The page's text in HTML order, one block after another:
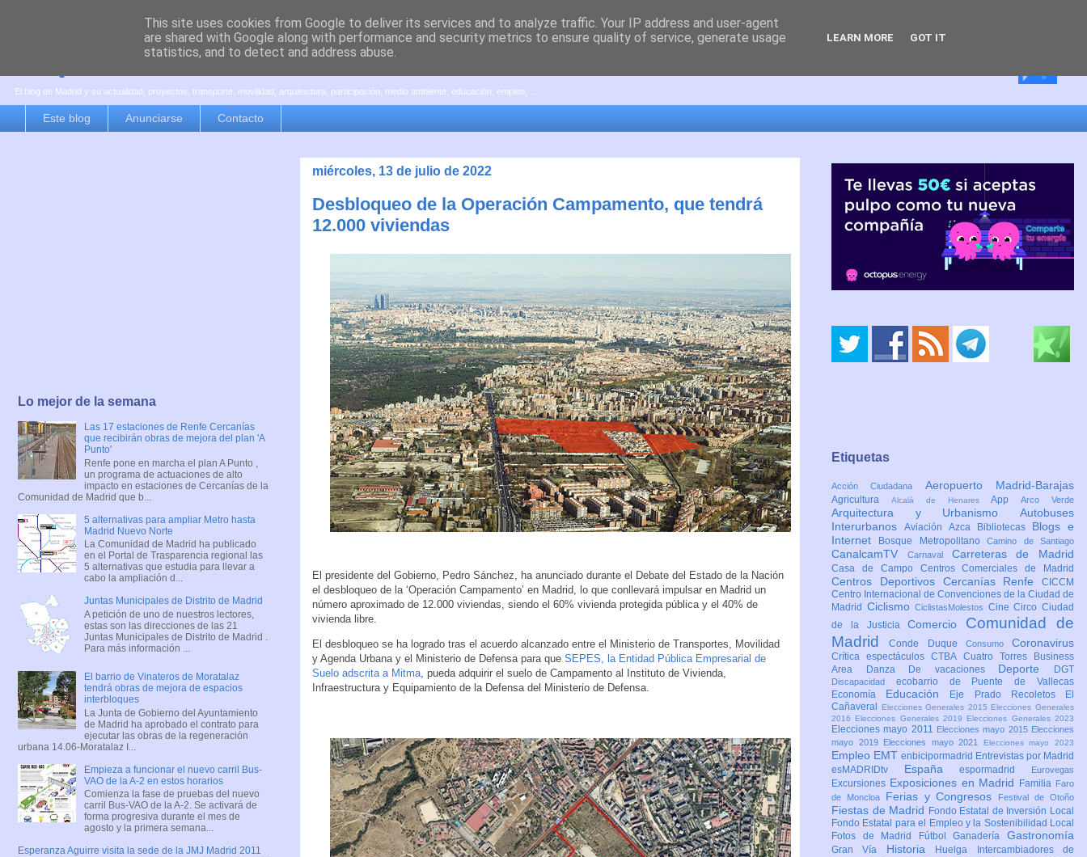
es por madrid
El blog de Madrid y su actualidad, proyectos, transporte, movilidad, arquitectura, participación, medio ambiente, educación, empleo, ...
Este blog Anunciarse Contacto
miércoles, 13 de julio de 2022
Desbloqueo de la Operación Campamento, que tendrá
12.000 viviendas
El presidente del Gobierno, Pedro Sánchez, ha anunciado durante el Debate del Estado de la Nación
el desbloqueo de la ‘Operación Campamento’ en Madrid, lo que conllevará impulsar en Madrid un
número aproximado de 12.000 viviendas, siendo el 60% vivienda protegida pública y el 40% de
vivienda libre.
El desbloqueo se ha logrado tras el acuerdo alcanzado entre el Ministerio de Transportes, Movilidad
y Agenda Urbana y el Ministerio de Defensa para que SEPES, la Entidad Pública Empresarial de
Suelo adscrita a Mitma , pueda adquirir el suelo de Campamento al Instituto de Vivienda,
Infraestructura y Equipamiento de la Defensa del Ministerio de Defensa.
Lo mejor de la semana
Las 17 estaciones de Renfe Cercanías
que recibirán obras de mejora del plan 'A
Punto'
Renfe pone en marcha el plan A Punto ,
un programa de actuaciones de alto
impacto en estaciones de Cercanías de la
Comunidad de Madrid que b...
5 alternativas para ampliar Metro hasta
Madrid Nuevo Norte
La Comunidad de Madrid ha publicado
en el Portal de Trasparencia regional las
5 alternativas que estudia para llevar a
cabo la ampliación d...
Juntas Municipales de Distrito de Madrid
A petición de uno de nuestros lectores,
estas son las direcciones de las 21
Juntas Municipales de Distrito de Madrid .
Para más información ...
El barrio de Vinateros de Moratalaz
tendrá obras de mejora de espacios
interbloques
La Junta de Gobierno del Ayuntamiento
de Madrid ha aprobado el contrato para
ejecutar las obras de la regeneración
urbana 14.06-Moratalaz I...
Empieza a funcionar el nuevo carril Bus-
VAO de la A-2 en estos horarios
Comienza la fase de pruebas del nuevo
carril Bus-VAO de la A-2. Se activará de
forma progresiva durante el mes de
agosto y la primera semana...
Esperanza Aguirre visita la sede de la JMJ Madrid 2011
Etiquetas
Acción Ciudadana Aeropuerto Madrid-Barajas
Agricultura Alcalá de HenaresAppArco Verde
Arquitectura y Urbanismo Autobuses
Interurbanos Aviación Azca Bibliotecas Blogs e
Internet
Bosque MetropolitanoCamino de Santiago
CanalcamTV Carnaval Carreteras de Madrid
Casa de Campo Centros Comerciales de Madrid
Centros Deportivos Cercanías Renfe CICCM
Centro Internacional de Convenciones de la Ciudad de
Madrid CiclismoCiclistasMolestos CineCircoCiudad
de la JusticiaComercio Comunidad de
MadridConde Duque Consumo Coronavirus
Crítica espectáculosCTBA Cuatro Torres Business
Area
Danza De vacaciones Deporte DGT
Discapacidad ecobarrio de Puente de Vallecas
Economía Educación Eje Prado Recoletos
El
Cañaveral
Elecciones Generales 2015 Elecciones Generales
2016 Elecciones Generales 2019 Elecciones Generales 2023
Elecciones mayo 2011 Elecciones mayo 2015 Elecciones
mayo 2019
Elecciones mayo 2021 Elecciones mayo 2023
Empleo EMT enbicipormadrid Entrevistas por Madrid
esMADRIDtv Españaespormadrid Eurovegas
Excursiones Exposiciones en Madrid Familia Faro
de Moncloa
Ferias y Congresos Festival de Otoño
Fiestas de Madrid Fondo Estatal de Inversión Local
Fondo Estatal para el Empleo y la Sostenibilidad Local
Fotos de Madrid
FútbolGanaderíaGastronomía
Gran Vía Historia Huelga
Intercambiadores de
This site uses cookies from Google to deliver its services and to analyze traffic. Your IP address and user-agent
are shared with Google along with performance and security metrics to ensure quality of service, generate usage
statistics, and to detect and address abuse.
LEARN MORE GOT IT